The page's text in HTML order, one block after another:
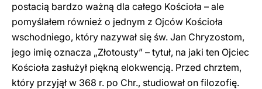
postacią bardzo ważną dla całego Kościoła – ale
pomyślałem również o jednym z Ojców Kościoła
wschodniego, który nazywał się św. Jan Chryzostom,
jego imię oznacza „Złotousty” – tytuł, na jaki ten Ojciec
Kościoła zasłużył piękną elokwencją. Przed chrztem,
który przyjął w 368 r. po Chr., studiował on filozofię.